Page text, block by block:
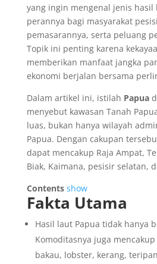
yang ingin mengenal jenis hasil
perannya bagi masyarakat
pemasarannya, serta peluang
Topik ini penting karena
memberikan manfaat jangka
ekonomi berjalan bersama
Dalam artikel ini, istilah Papua
menyebut kawasan Tanah
luas, bukan hanya wilayah
Papua. Dengan cakupan
dapat mencakup Raja Ampat,
Biak, Kaimana, pesisir selatan,
Contents show
Fakta Utama
Hasil laut Papua tidak hanya
Komoditasnya juga
bakau, lobster, kerang,